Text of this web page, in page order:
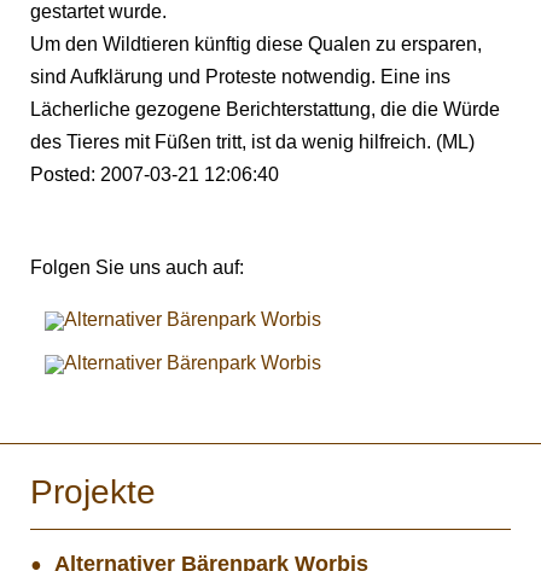
gestartet wurde.
Um den Wildtieren künftig diese Qualen zu ersparen,
sind Aufklärung und Proteste notwendig. Eine ins
Lächerliche gezogene Berichterstattung, die die Würde
des Tieres mit Füßen tritt, ist da wenig hilfreich. (ML)
Posted: 2007-03-21 12:06:40
Folgen Sie uns auch auf:
Projekte
Alternativer Bärenpark Worbis